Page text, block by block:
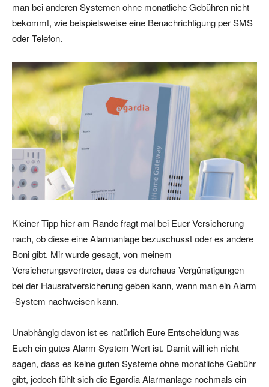
man bei anderen Systemen ohne monatliche Gebühren nicht
bekommt, wie beispielsweise eine Benachrichtigung per SMS
oder Telefon.
Kleiner Tipp hier am Rande fragt mal bei Euer Versicherung
nach, ob diese eine Alarmanlage bezuschusst oder es andere
Boni gibt. Mir wurde gesagt, von meinem
Versicherungsvertreter, dass es durchaus Vergünstigungen
bei der Hausratversicherung geben kann, wenn man ein Alarm
-System nachweisen kann.
Unabhängig davon ist es natürlich Eure Entscheidung was
Euch ein gutes Alarm System Wert ist. Damit will ich nicht
sagen, dass es keine guten Systeme ohne monatliche Gebühr
gibt, jedoch fühlt sich die Egardia Alarmanlage nochmals ein